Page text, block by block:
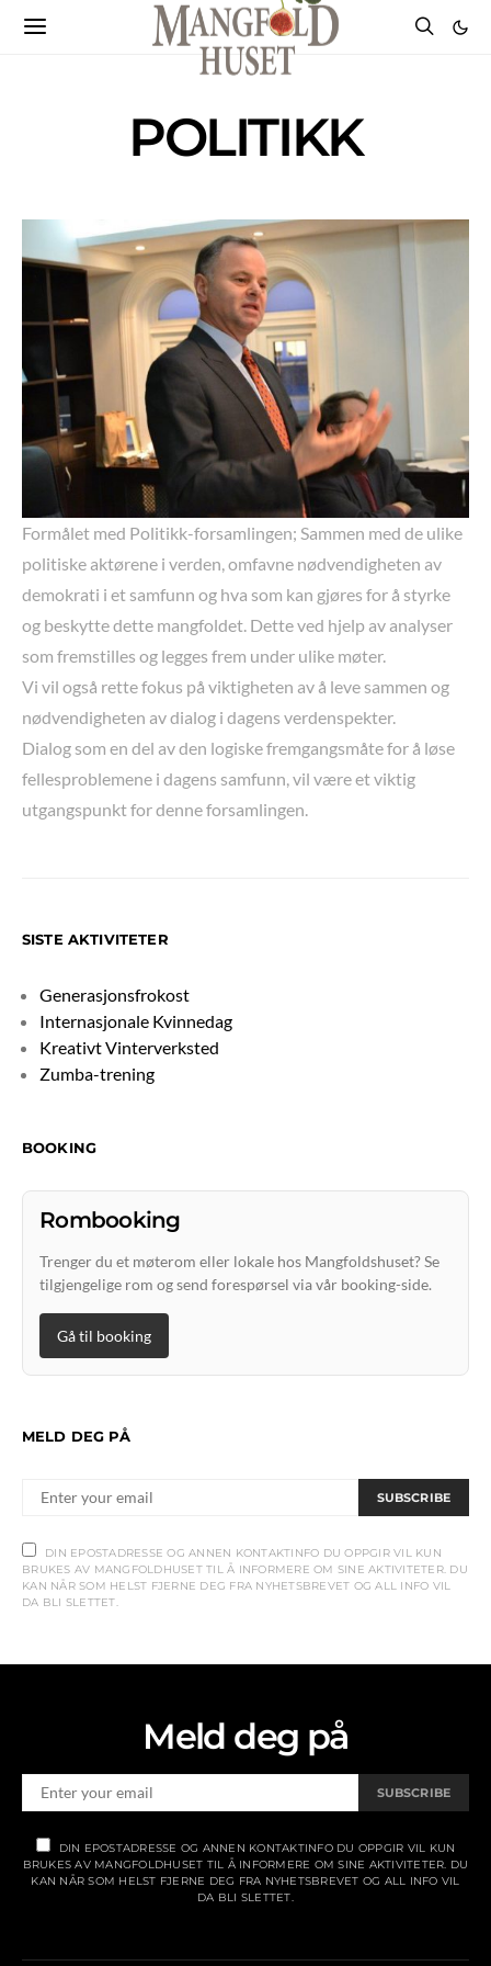
POLITIKK
Formålet med Politikk-forsamlingen; Sammen med de ulike
politiske aktørene i verden, omfavne nødvendigheten av
demokrati i et samfunn og hva som kan gjøres for å styrke
og beskytte dette mangfoldet. Dette ved hjelp av analyser
som fremstilles og legges frem under ulike møter.
Vi vil også rette fokus på viktigheten av å leve sammen og
nødvendigheten av dialog i dagens verdenspekter.
Dialog som en del av den logiske fremgangsmåte for å løse
fellesproblemene i dagens samfunn, vil være et viktig
utgangspunkt for denne forsamlingen.
SISTE AKTIVITETER
Generasjonsfrokost
Internasjonale Kvinnedag
Kreativt Vinterverksted
Zumba-trening
BOOKING
Rombooking
Trenger du et møterom eller lokale hos Mangfoldshuset? Se
tilgjengelige rom og send forespørsel via vår booking-side.
Gå til booking
MELD DEG PÅ
SUBSCRIBE
DIN EPOSTADRESSE OG ANNEN KONTAKTINFO DU OPPGIR VIL KUN
BRUKES AV MANGFOLDHUSET TIL Å INFORMERE OM SINE AKTIVITETER. DU
KAN NÅR SOM HELST FJERNE DEG FRA NYHETSBREVET OG ALL INFO VIL
DA BLI SLETTET.
Meld deg på
SUBSCRIBE
DIN EPOSTADRESSE OG ANNEN KONTAKTINFO DU OPPGIR VIL KUN
BRUKES AV MANGFOLDHUSET TIL Å INFORMERE OM SINE AKTIVITETER. DU
KAN NÅR SOM HELST FJERNE DEG FRA NYHETSBREVET OG ALL INFO VIL
DA BLI SLETTET.